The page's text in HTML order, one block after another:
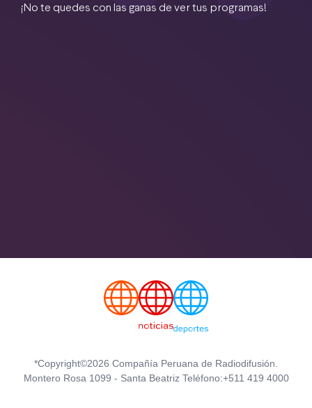
¡No te quedes con las ganas de ver tus programas!
*Copyright©2026 Compañía Peruana de Radiodifusión.
Montero Rosa 1099 - Santa Beatriz Teléfono:+511 419 4000